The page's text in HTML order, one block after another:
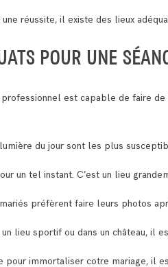
réussite, il existe des lieux
POUR UNE
professionnel est capable de faire
du jour sont les plus
un tel instant. C’est un lieu
préfèrent faire leurs photos
lieu sportif ou dans un château,
pour immortaliser cotre mariage, il